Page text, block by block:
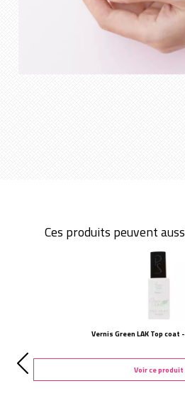
Ces produits peuvent
Vernis Green LAK Top coat
Voir ce produit